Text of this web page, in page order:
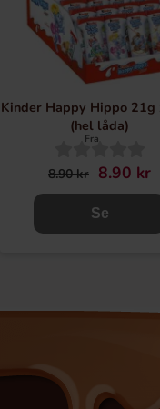
Kinder Happy Hippo
(hel låda)
Fra
8.90 kr 8.90 kr
Se